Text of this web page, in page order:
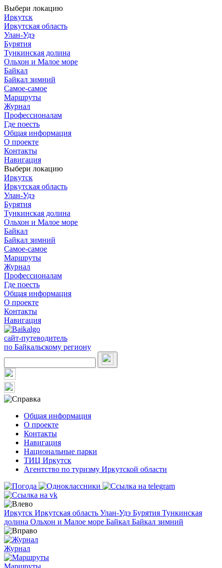
Выбери локацию
Иркутск
Иркутская область
Улан-Удэ
Бурятия
Тункинская долина
Ольхон и Малое море
Байкал
Байкал зимний
Самое-самое
Маршруты
Журнал
Профессионалам
Где поесть
Общая информация
О проекте
Контакты
Навигация
Выбери локацию
Иркутск
Иркутская область
Улан-Удэ
Бурятия
Тункинская долина
Ольхон и Малое море
Байкал
Байкал зимний
Самое-самое
Маршруты
Журнал
Профессионалам
Где поесть
Общая информация
О проекте
Контакты
Навигация
сайт-путеводитель
по Байкальскому региону
Общая информация
О проекте
Контакты
Навигация
Национальные парки
ТИЦ Иркутск
Агентство по туризму Иркутской области
Иркутск Иркутская область Улан-Удэ Бурятия Тункинская
долина Ольхон и Малое море Байкал Байкал зимний
Журнал
Маршруты